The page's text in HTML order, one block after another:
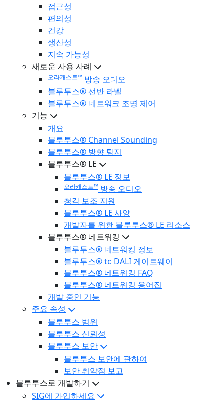
접근성
편의성
건강
생산성
지속 가능성
새로운 사용 사례
오라캐스트™ 방송 오디오
블루투스® 선반 라벨
블루투스® 네트워크 조명 제어
기능
개요
블루투스® Channel Sounding
블루투스® 방향 탐지
블루투스® LE
블루투스® LE 정보
오라캐스트™ 방송 오디오
청각 보조 지원
블루투스® LE 사양
개발자를 위한 블루투스® LE 리소스
블루투스® 네트워킹
블루투스® 네트워킹 정보
블루투스® to DALI 게이트웨이
블루투스® 네트워킹 FAQ
블루투스® 네트워킹 용어집
개발 중인 기능
주요 속성
블루투스 범위
블루투스 신뢰성
블루투스 보안
블루투스 보안에 관하여
보안 취약점 보고
블루투스로 개발하기
SIG에 가입하세요